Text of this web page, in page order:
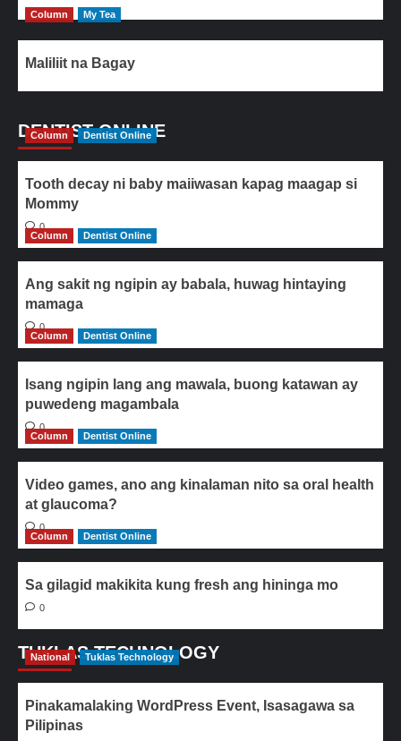
Column My Tea
Maliliit na Bagay
DENTIST ONLINE
Column Dentist Online
Tooth decay ni baby maiiwasan kapag maagap si
Mommy
0
Column
Dentist Online
Ang sakit ng ngipin ay babala, huwag hintaying
mamaga
0
Column
Dentist Online
Isang ngipin lang ang mawala, buong katawan ay
puwedeng magambala
0
Column
Dentist Online
Video games, ano ang kinalaman nito sa oral health
at glaucoma?
0
Column
Dentist Online
Sa gilagid makikita kung fresh ang hininga mo
0
TUKLAS TECHNOLOGY
National Tuklas Technology
Pinakamalaking WordPress Event, Isasagawa sa
Pilipinas